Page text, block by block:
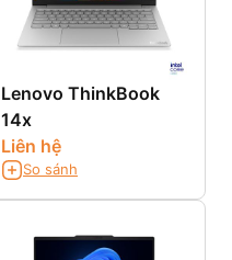
Lenovo ThinkBook
14x
Liên hệ
So sánh